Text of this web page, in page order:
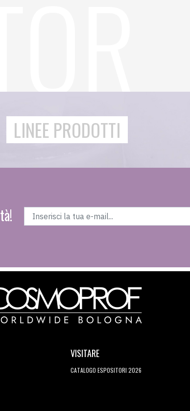
LINEE PRODOTTI
VISITARE
CATALOGO ESPOSITORI 2026